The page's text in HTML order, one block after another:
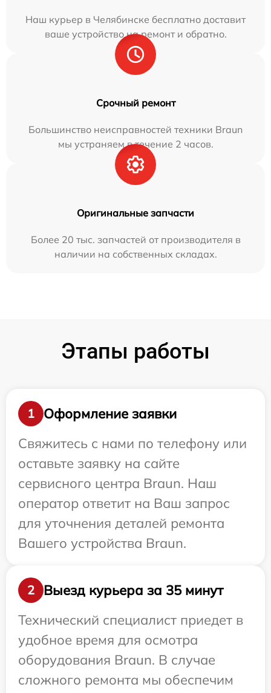
Наш курьер в Челябинске бесплатно доставит
ваше устройство на ремонт и обратно.
Срочный ремонт
Большинство неисправностей техники Braun
мы устраняем в течение 2 часов.
Оригинальные запчасти
Более 20 тыс. запчастей от производителя в
наличии на собственных складах.
Этапы работы
1
Оформление заявки
Свяжитесь с нами по телефону или
оставьте заявку на сайте
сервисного центра Braun. Наш
оператор ответит на Ваш запрос
для уточнения деталей ремонта
Вашего устройства Braun.
2
Выезд курьера за 35 минут
Технический специалист приедет в
удобное время для осмотра
оборудования Braun. В случае
сложного ремонта мы обеспечим